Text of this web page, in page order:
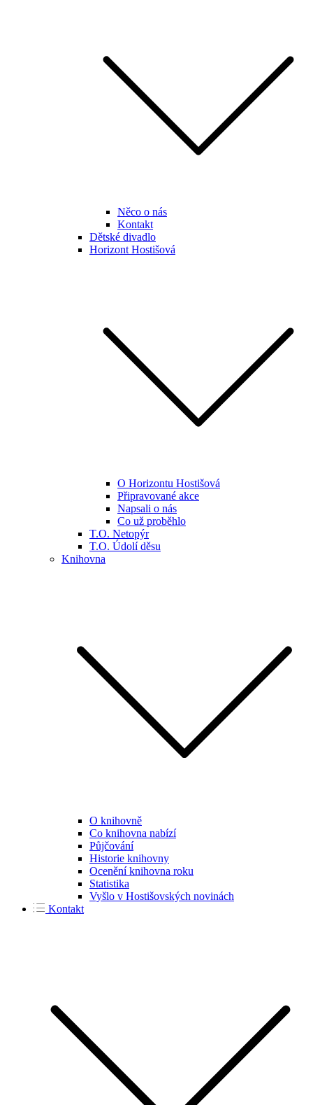
Něco o nás
Kontakt
Dětské divadlo
Horizont Hostišová
O Horizontu Hostišová
Připravované akce
Napsali o nás
Co už proběhlo
T.O. Netopýr
T.O. Údolí děsu
Knihovna
O knihovně
Co knihovna nabízí
Půjčování
Historie knihovny
Ocenění knihovna roku
Statistika
Vyšlo v Hostišovských novinách
Kontakt